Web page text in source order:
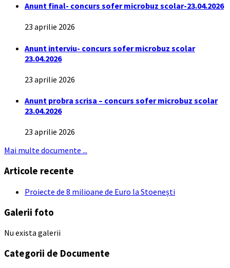
Anunt final- concurs sofer microbuz scolar-23.04.2026
23 aprilie 2026
Anunt interviu- concurs sofer microbuz scolar
23.04.2026
23 aprilie 2026
Anunt probra scrisa – concurs sofer microbuz scolar
23.04.2026
23 aprilie 2026
Mai multe documente ...
Articole recente
Proiecte de 8 milioane de Euro la Stoenești
Galerii foto
Nu exista galerii
Categorii de Documente